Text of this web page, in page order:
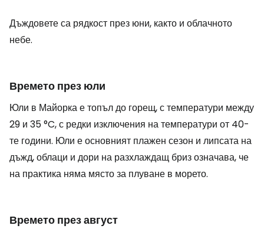
Дъждовете са рядкост през юни, както и облачното
небе.
Времето през юли
Юли в Майорка е топъл до горещ, с температури между
29 и 35 °C, с редки изключения на температури от 40-
те години. Юли е основният плажен сезон и липсата на
дъжд, облаци и дори на разхлаждащ бриз означава, че
на практика няма място за плуване в морето.
Времето през август